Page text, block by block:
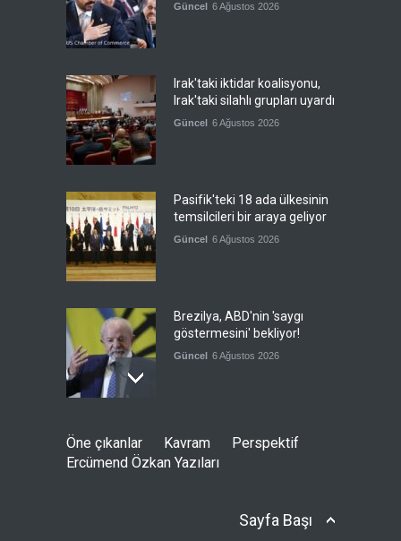
Güncel 6 Ağustos 2026
Irak'taki iktidar koalisyonu,
Irak'taki silahlı grupları uyardı
Güncel 6 Ağustos 2026
Pasifik'teki 18 ada ülkesinin
temsilcileri bir araya geliyor
Güncel 6 Ağustos 2026
Brezilya, ABD'nin 'saygı
göstermesini' bekliyor!
Güncel 6 Ağustos 2026
Japonya, nükleer silah
karşıtlığını teyid etmedi
Öne çıkanlar Kavram
Perspektif
Ercümend Özkan Yazıları
Sayfa Başı